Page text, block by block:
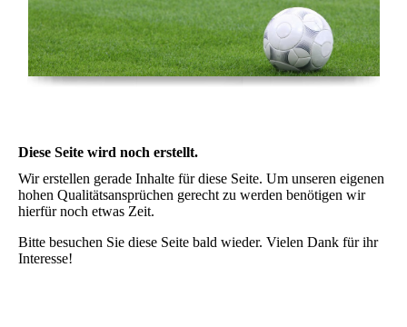
Diese Seite wird noch erstellt.
Wir erstellen gerade Inhalte für diese Seite. Um unseren eigenen
hohen Qualitätsansprüchen gerecht zu werden benötigen wir
hierfür noch etwas Zeit.
Bitte besuchen Sie diese Seite bald wieder. Vielen Dank für ihr
Interesse!